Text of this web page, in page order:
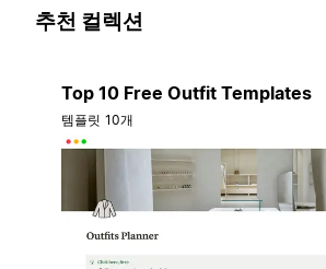
추천 컬렉션
Top 10 Free Outfit Templates
템플릿 10개